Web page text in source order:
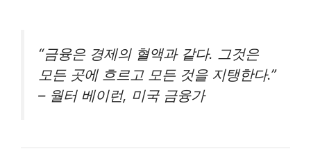
“금융은 경제의 혈액과 같다. 그것은
모든 곳에 흐르고 모든 것을 지탱한다.”
– 월터 베이런, 미국 금융가